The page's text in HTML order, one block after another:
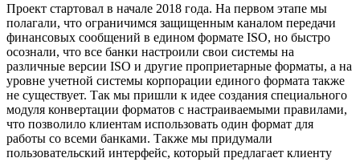
Проект стартовал в начале 2018 года. На первом этапе мы
полагали, что ограничимся защищенным каналом передачи
финансовых сообщений в едином формате ISO, но быстро
осознали, что все банки настроили свои системы на
различные версии ISO и другие проприетарные форматы, а на
уровне учетной системы корпорации единого формата также
не существует. Так мы пришли к идее создания специального
модуля конвертации форматов с настраиваемыми правилами,
что позволило клиентам использовать один формат для
работы со всеми банками. Также мы придумали
пользовательский интерфейс, который предлагает клиенту